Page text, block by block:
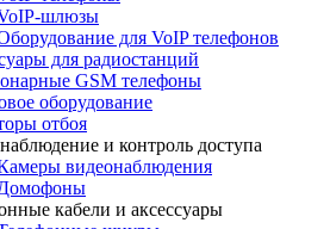
шлюзы
для VoIP телефонов
для радиостанций
GSM телефоны
оборудование
отбоя
и контроль доступа
видеонаблюдения
кабели и аксессуары